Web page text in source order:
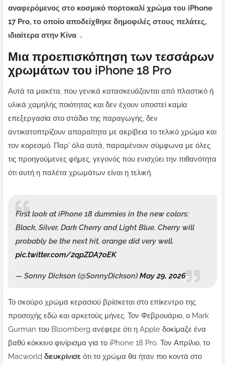
αναφερόμενος στο κοσμικό πορτοκαλί χρώμα του iPhone
17 Pro, το οποίο αποδείχθηκε δημοφιλές στους πελάτες,
ιδιαίτερα στην Κίνα .
Μια προεπισκόπηση των τεσσάρων
χρωμάτων του iPhone 18 Pro
Αυτά τα μακέτα, που γενικά κατασκευάζονται από πλαστικό ή
υλικά χαμηλής ποιότητας και δεν έχουν υποστεί καμία
επεξεργασία στο στάδιο της παραγωγής, δεν
αντικατοπτρίζουν απαραίτητα με ακρίβεια το τελικό χρώμα και
τον κορεσμό. Παρ' όλα αυτά, παραμένουν σύμφωνα με όλες
τις προηγούμενες φήμες, γεγονός που ενισχύει την πιθανότητα
ότι αυτή η παλέτα χρωμάτων είναι η τελική.
First look at iPhone 18 dummies in the new colors:
Black, Silver, Dark Cherry and Light Blue. Cherry will
probably be the next hit, orange did very well.
pic.twitter.com/2qpZDA7oEK
— Sonny Dickson (@SonnyDickson) May 29, 2026
Το σκούρο χρώμα κερασιού βρίσκεται στο επίκεντρο της
προσοχής εδώ και αρκετούς μήνες. Τον Φεβρουάριο, ο Mark
Gurman του Bloomberg ανέφερε ότι η Apple δοκίμαζε ένα
βαθύ κόκκινο φινίρισμα για το iPhone 18 Pro. Τον Απρίλιο, το
Macworld διευκρίνισε ότι το χρώμα θα ήταν πιο κοντά στο